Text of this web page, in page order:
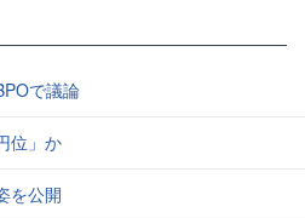
で議論
位」か
を公開